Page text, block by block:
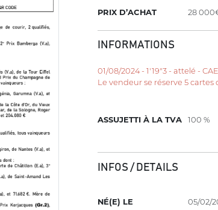
PRIX D’ACHAT
28
INFORMATIONS
01/08/2024 - 1'19"3 - attelé -
Le vendeur se réserve 5 cartes
ASSUJETTI À LA TVA 100 %
INFOS / DETAILS
NÉ(E) LE
05/02/